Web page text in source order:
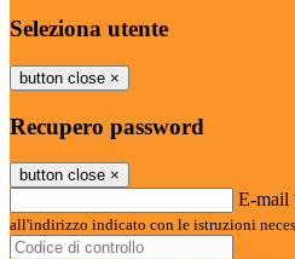
Seleziona utente
button close ×
Recupero password
button close ×
E-mail
all'indirizzo indicato con le istruzioni